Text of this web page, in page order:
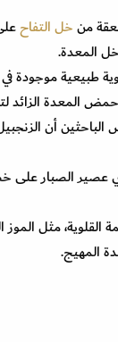
منخل التفاح
المعدة.
طبيعية موجودة
المعدة الزائد
أن
عصير الصبار على
القلوية، مثل
المهيج.